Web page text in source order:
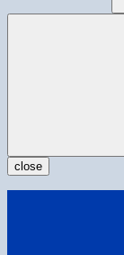
close